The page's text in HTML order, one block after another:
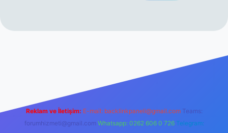
Reklam ve İletişim: E-mail: backlinkpaneli@gmail.com Teams:
forumhizmeti@gmail.com Whatsapp: 0262 606 0 726 Telegram: